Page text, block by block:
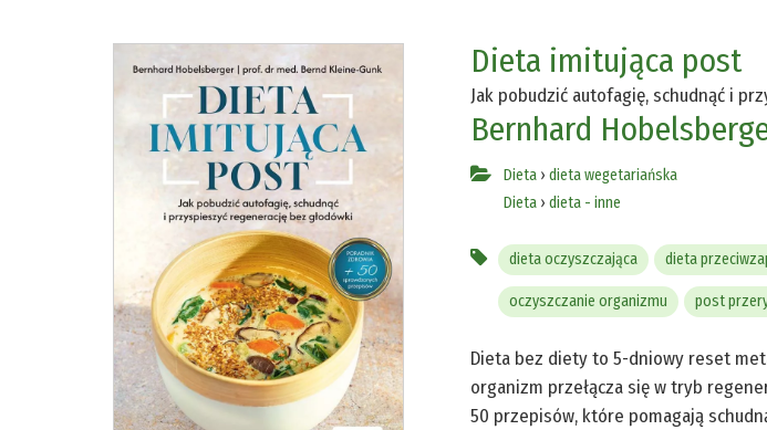
Dieta imitująca post
Jak pobudzić autofagię, schudnąć i
Bernhard
Dieta› dieta wegetariańska
Dieta› dieta - inne
dieta oczyszczająca dieta
oczyszczanie organizmu post
Dieta bez diety to 5-dniowy reset
organizm przełącza się w tryb
50 przepisów, które pomagają